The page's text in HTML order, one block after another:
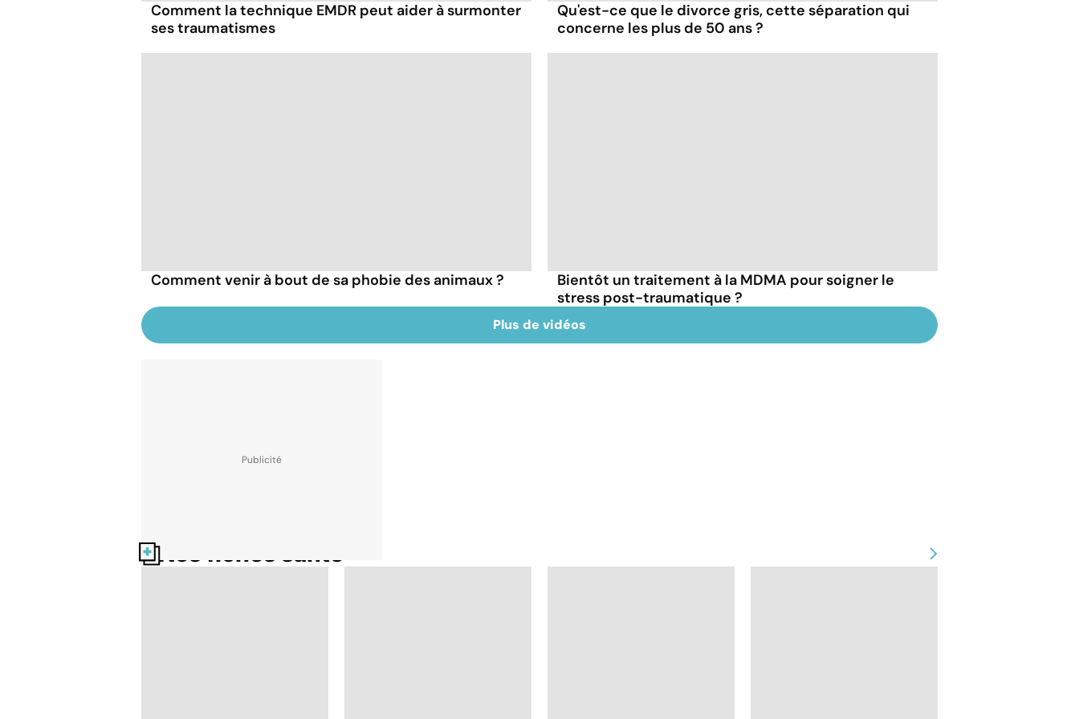
Comment la technique EMDR peut aider à surmonter
ses traumatismes
Qu'est-ce que le divorce gris, cette séparation qui
concerne les plus de 50 ans ?
Comment venir à bout de sa phobie des animaux ?
Bientôt un traitement à la MDMA pour soigner le
stress post-traumatique ?
Plus de vidéos
Nos fiches santé